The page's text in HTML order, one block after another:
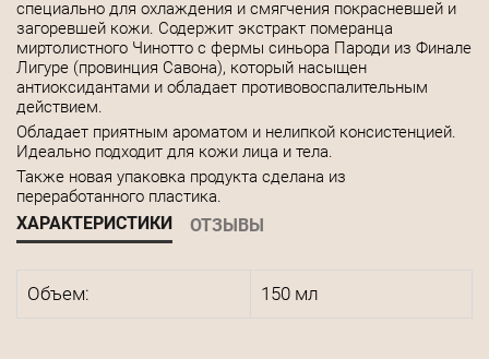
специально для охлаждения и смягчения покрасневшей и
загоревшей кожи. Содержит экстракт померанца
миртолистного Чинотто с фермы синьора Пароди из Финале
Лигуре (провинция Савона), который насыщен
антиоксидантами и обладает противовоспалительным
действием.
Обладает приятным ароматом и нелипкой консистенцией.
Идеально подходит для кожи лица и тела.
Также новая упаковка продукта сделана из
переработанного пластика.
ХАРАКТЕРИСТИКИ ОТЗЫВЫ
Объем: 150 мл